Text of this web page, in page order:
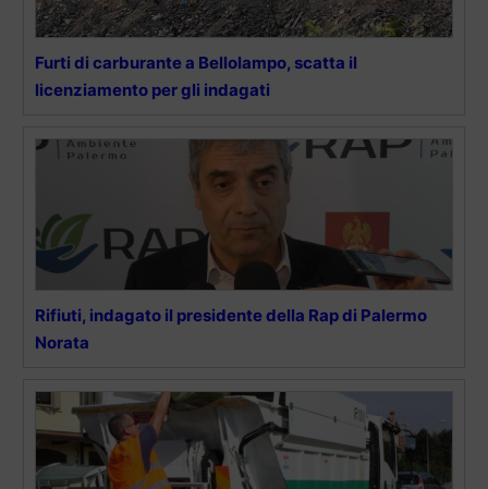
Furti di carburante a Bellolampo, scatta il
licenziamento per gli indagati
Rifiuti, indagato il presidente della Rap di Palermo
Norata